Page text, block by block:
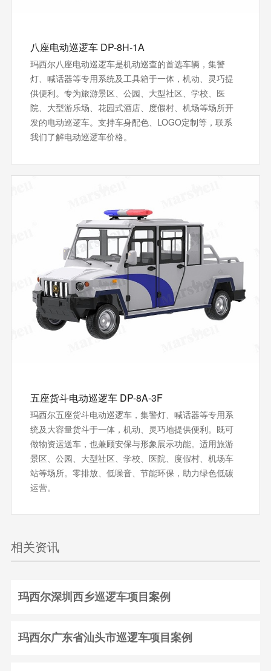
八座电动巡逻车 DP-8H-1A
玛西尔八座电动巡逻车是机动巡查的首选车辆，集警
灯、喊话器等专用系统及工具箱于一体，机动、灵巧提
供便利。专为旅游景区、公园、大型社区、学校、医
院、大型游乐场、花园式酒店、度假村、机场等场所开
发的电动巡逻车。支持‌车身配色、LOGO定制等，联系
我们了解电动巡逻车价格。
五座货斗电动巡逻车 DP-8A-3F
玛西尔五座货斗电动巡逻车，集警灯、喊话器等专用系
统及大容量货斗于一体，机动、灵巧地提供便利。既可
做物资运送车，也兼顾安保与形象展示功能。适用旅游
景区、公园、大型社区、学校、医院、度假村、机场车
站等场所。零排放、低噪音、节能环保‌，助力绿色低碳
运营。
相关资讯
玛西尔深圳西乡巡逻车项目案例
玛西尔广东省汕头市巡逻车项目案例